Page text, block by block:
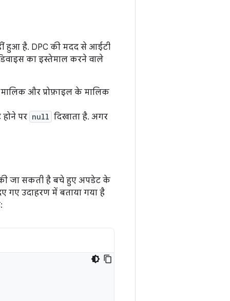
हुआ है. DPC की मदद से आईटी
का इस्तेमाल करने वाले
और प्रोफ़ाइल के मालिक
पर null दिखाता है. अगर
जा सकती है बचे हुए अपडेट के
गए उदाहरण में बताया गया है